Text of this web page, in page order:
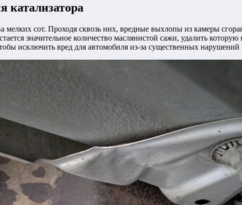
катализатора
мелких сот. Проходя сквозь них, вредные выхлопы из камеры
значительное количество маслянистой сажи, удалить
исключить вред для автомобиля из-за существенных